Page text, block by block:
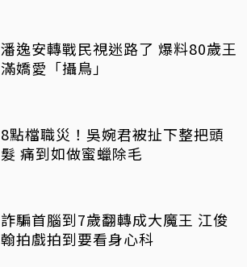
潘逸安轉戰民視迷路了 爆料80歲王
滿嬌愛「攝鳥」
8點檔職災！吳婉君被扯下整把頭
髮 痛到如做蜜蠟除毛
詐騙首腦到7歲翻轉成大魔王 江俊
翰拍戲拍到要看身心科